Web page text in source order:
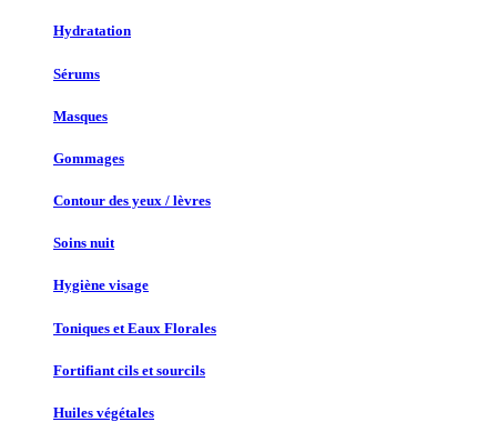
Hydratation
Sérums
Masques
Gommages
Contour des yeux / lèvres
Soins nuit
Hygiène visage
Toniques et Eaux Florales
Fortifiant cils et sourcils
Huiles végétales